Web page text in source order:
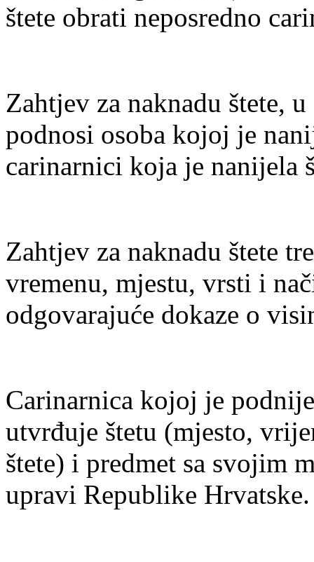
štete obrati neposredno
Zahtjev za naknadu štete,
podnosi osoba kojoj je
carinarnici koja je nanijela
Zahtjev za naknadu štete
vremenu, mjestu, vrsti i
odgovarajuće dokaze o
Carinarnica kojoj je
utvrđuje štetu (mjesto,
štete) i predmet sa svojim
upravi Republike Hrvatske.